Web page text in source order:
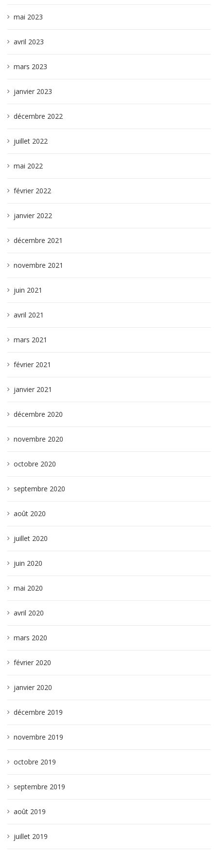
mai 2023
avril 2023
mars 2023
janvier 2023
décembre 2022
juillet 2022
mai 2022
février 2022
janvier 2022
décembre 2021
novembre 2021
juin 2021
avril 2021
mars 2021
février 2021
janvier 2021
décembre 2020
novembre 2020
octobre 2020
septembre 2020
août 2020
juillet 2020
juin 2020
mai 2020
avril 2020
mars 2020
février 2020
janvier 2020
décembre 2019
novembre 2019
octobre 2019
septembre 2019
août 2019
juillet 2019